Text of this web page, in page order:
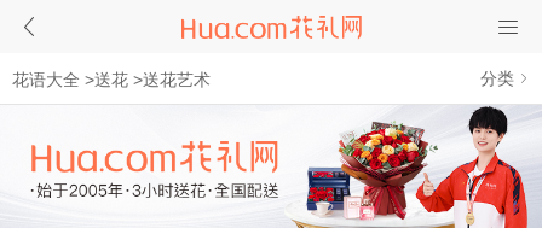
花语大全 >送花 >送花艺术 分类